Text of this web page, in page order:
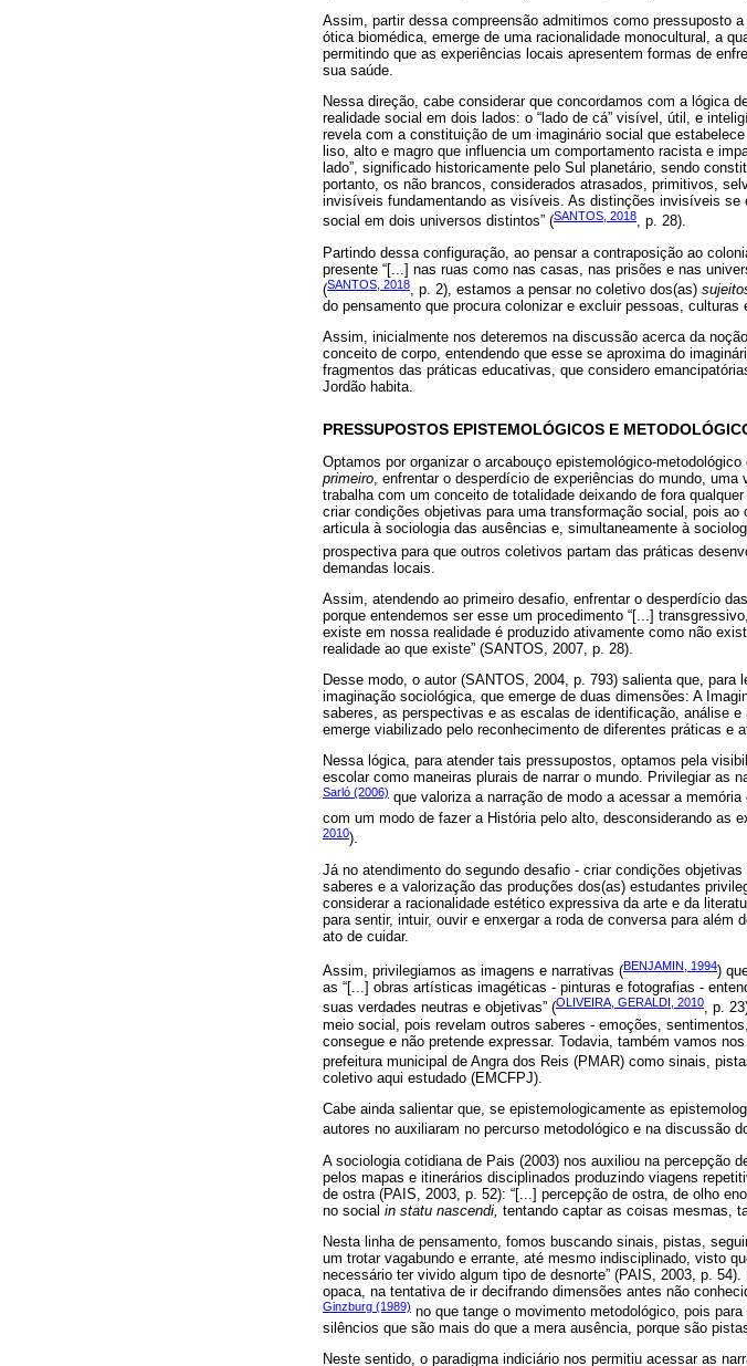
Assim, partir dessa compreensão admitimos como pressuposto
ótica biomédica, emerge de uma racionalidade monocultural, a
permitindo que as experiências locais apresentem formas de
sua saúde.
Nessa direção, cabe considerar que concordamos com a lógica
realidade social em dois lados: o “lado de cá” visível, útil, e
revela com a constituição de um imaginário social que
liso, alto e magro que influencia um comportamento racista e
lado”, significado historicamente pelo Sul planetário, sendo
portanto, os não brancos, considerados atrasados, primitivos,
invisíveis fundamentando as visíveis. As distinções invisíveis se
social em dois universos distintos” (SANTOS, 2018, p. 28).
Partindo dessa configuração, ao pensar a contraposição ao
presente “[...] nas ruas como nas casas, nas prisões e nas
(SANTOS, 2018, p. 2), estamos a pensar no coletivo dos(as)
do pensamento que procura colonizar e excluir pessoas, culturas
Assim, inicialmente nos deteremos na discussão acerca da
conceito de corpo, entendendo que esse se aproxima do
fragmentos das práticas educativas, que considero
Jordão habita.
PRESSUPOSTOS EPISTEMOLÓGICOS E
Optamos por organizar o arcabouço epistemológico-
primeiro , enfrentar o desperdício de experiências do mundo,
trabalha com um conceito de totalidade deixando de fora
criar condições objetivas para uma transformação social, pois
articula à sociologia das ausências e, simultaneamente à
prospectiva para que outros coletivos partam das práticas
demandas locais.
Assim, atendendo ao primeiro desafio, enfrentar o desperdício
porque entendemos ser esse um procedimento “[...]
existe em nossa realidade é produzido ativamente como não
realidade ao que existe” (SANTOS, 2007, p. 28).
Desse modo, o autor (SANTOS, 2004, p. 793) salienta que,
imaginação sociológica, que emerge de duas dimensões: A
saberes, as perspectivas e as escalas de identificação, análise
emerge viabilizado pelo reconhecimento de diferentes práticas e
Nessa lógica, para atender tais pressupostos, optamos pela
escolar como maneiras plurais de narrar o mundo. Privilegiar as
Sarló (2006) que valoriza a narração de modo a acessar a
com um modo de fazer a História pelo alto, desconsiderando as
2010).
Já no atendimento do segundo desafio - criar condições
saberes e a valorização das produções dos(as) estudantes
considerar a racionalidade estético expressiva da arte e da
para sentir, intuir, ouvir e enxergar a roda de conversa para
ato de cuidar.
Assim, privilegiamos as imagens e narrativas (BENJAMIN, 1994)
as “[...] obras artísticas imagéticas - pinturas e fotografias -
suas verdades neutras e objetivas” (OLIVEIRA, GERALDI, 2010, p.
meio social, pois revelam outros saberes - emoções,
consegue e não pretende expressar. Todavia, também vamos
prefeitura municipal de Angra dos Reis (PMAR) como sinais,
coletivo aqui estudado (EMCFPJ).
Cabe ainda salientar que, se epistemologicamente as
autores no auxiliaram no percurso metodológico e na discussão
A sociologia cotidiana de Pais (2003) nos auxiliou na percepção
pelos mapas e itinerários disciplinados produzindo viagens
de ostra (PAIS, 2003, p. 52): “[...] percepção de ostra, de olho
no social in statu nascendi, tentando captar as coisas mesmas,
Nesta linha de pensamento, fomos buscando sinais, pistas,
um trotar vagabundo e errante, até mesmo indisciplinado, visto
necessário ter vivido algum tipo de desnorte” (PAIS, 2003, p.
opaca, na tentativa de ir decifrando dimensões antes não
Ginzburg (1989) no que tange o movimento metodológico, pois
silêncios que são mais do que a mera ausência, porque são
Neste sentido, o paradigma indiciário nos permitiu acessar as